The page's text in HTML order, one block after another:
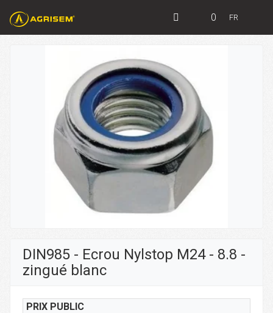
0 FR
DIN985 - Ecrou Nylstop M24 - 8.8 -
zingué blanc
PRIX PUBLIC